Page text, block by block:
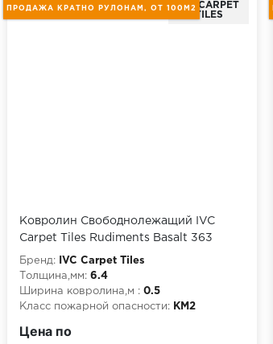
ПРОДАЖА КРАТНО РУЛОНАМ, ОТ 100М2IVC CARPET
TILES
Ковролин Свободнолежащий IVC
Carpet Tiles Rudiments Basalt 363
Бренд:
IVC Carpet Tiles
Толщина,мм: 6.4
Ширина ковролина,м : 0.5
Класс пожарной опасности:
КМ2
рулонам, от 100м2
Цена по